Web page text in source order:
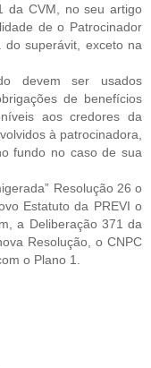
da CVM, no seu artigo
de o Patrocinador
superávit, exceto na
devem ser usados
de benefícios
aos credores da
à patrocinadora,
fundo no caso de sua
Resolução 26 o
Estatuto da PREVI o
a Deliberação 371 da
Resolução, o CNPC
o Plano 1.